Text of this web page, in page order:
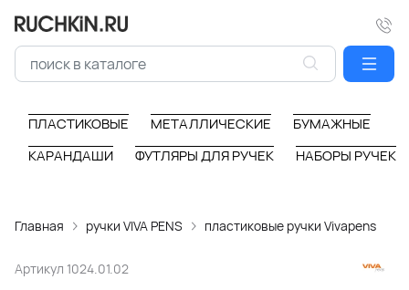
ПЛАСТИКОВЫЕ МЕТАЛЛИЧЕСКИЕ
БУМАЖНЫЕ
КАРАНДАШИ
ФУТЛЯРЫ ДЛЯ РУЧЕК НАБОРЫ РУЧЕК
Главная ручки VIVA PENS пластиковые ручки Vivapens
Артикул 1024.01.02